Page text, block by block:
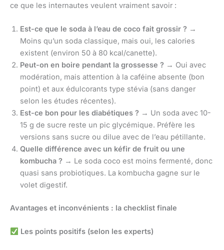
ce que les internautes veulent vraiment savoir :
Est-ce que le soda à l’eau de coco fait grossir ? →
Moins qu’un soda classique, mais oui, les calories
existent (environ 50 à 80 kcal/canette).
Peut-on en boire pendant la grossesse ? → Oui avec
modération, mais attention à la caféine absente (bon
point) et aux édulcorants type stévia (sans danger
selon les études récentes).
Est-ce bon pour les diabétiques ? → Un soda avec 10-
15 g de sucre reste un pic glycémique. Préfère les
versions sans sucre ou dilue avec de l’eau pétillante.
Quelle différence avec un kéfir de fruit ou une
kombucha ? → Le soda coco est moins fermenté, donc
quasi sans probiotiques. La kombucha gagne sur le
volet digestif.
Avantages et inconvénients : la checklist finale
Les points positifs (selon les experts)